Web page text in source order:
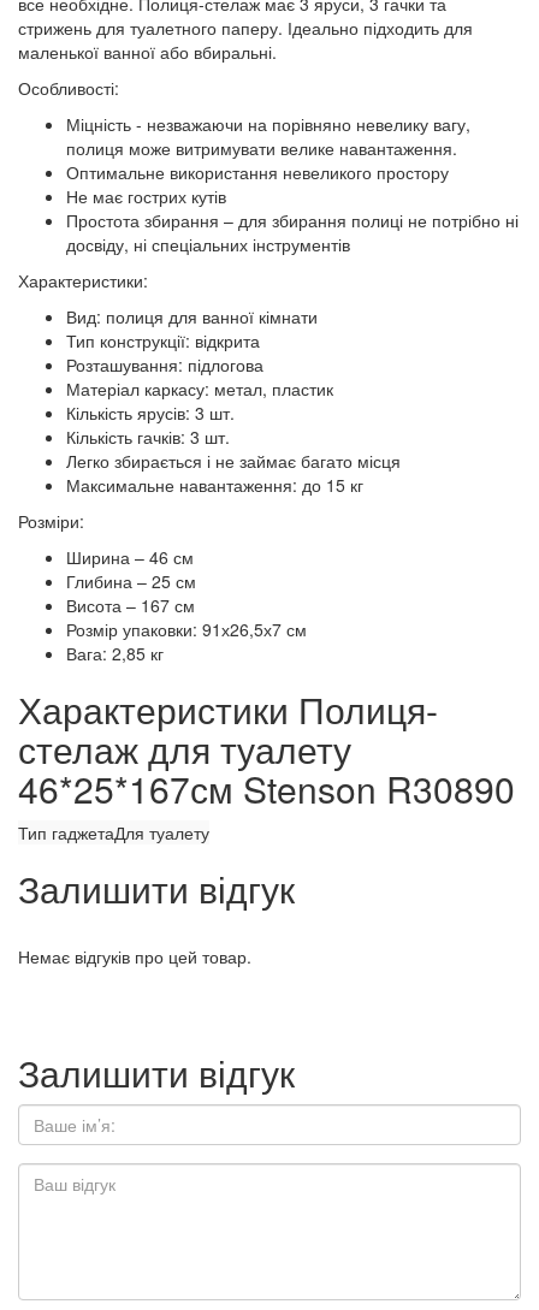
стрижень для туалетного паперу. Ідеально підходить для
маленької ванної або вбиральні.
Особливості:
Міцність - незважаючи на порівняно невелику вагу,
полиця може витримувати велике навантаження.
Оптимальне використання невеликого простору
Не має гострих кутів
Простота збирання – для збирання полиці не потрібно ні
досвіду, ні спеціальних інструментів
Характеристики:
Вид: полиця для ванної кімнати
Тип конструкції: відкрита
Розташування: підлогова
Матеріал каркасу: метал, пластик
Кількість ярусів: 3 шт.
Кількість гачків: 3 шт.
Легко збирається і не займає багато місця
Максимальне навантаження: до 15 кг
Розміри:
Ширина – 46 см
Глибина – 25 см
Висота – 167 см
Розмір упаковки: 91х26,5х7 см
Вага: 2,85 кг
Характеристики Полиця-
стелаж для туалету
46*25*167см Stenson R30890
Тип гаджетаДля туалету
Залишити відгук
Немає відгуків про цей товар.
Залишити відгук